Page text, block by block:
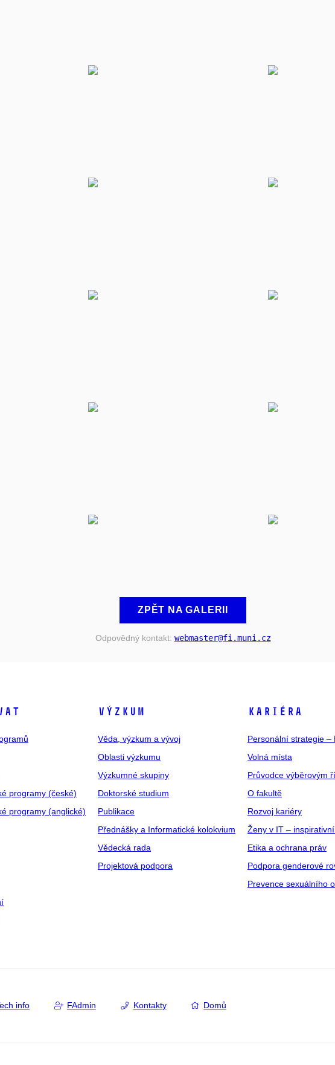
ZPĚT NA GALERII
Odpovědný kontakt: webmaster@fi.muni.cz
programy (české)
programy (anglické)
VÝZKUM
Věda, výzkum a vývoj
Oblasti výzkumu
Výzkumné skupiny
Doktorské studium
Publikace
Přednášky a Informatické kolokvium
Vědecká rada
Projektová podpora
KARIÉRA
Personální strategie –
Volná místa
Průvodce výběrovým
O fakultě
Rozvoj kariéry
Ženy v IT –
Etika a ochrana práv
Podpora genderové
Prevence sexuálního
info FAdmin Kontakty Domů